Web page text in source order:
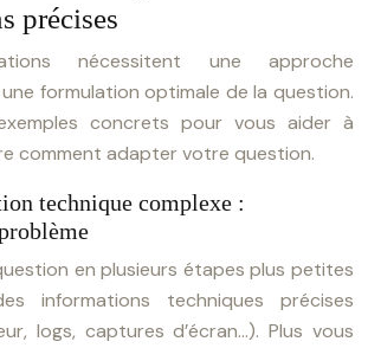
précises
nécessitent une approche
formulation optimale de la question.
concrets pour vous aider à
comment adapter votre question.
technique complexe :
en plusieurs étapes plus petites
informations techniques précises
logs, captures d’écran…). Plus vous